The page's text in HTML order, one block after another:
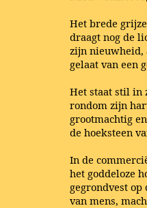
Het brede
draagt nog de
zijn nieuwheid,
gelaat van een
Het staat stil in
rondom zijn
grootmachtig
de hoeksteen
In de
het goddeloze
gegrondvest
van mens,